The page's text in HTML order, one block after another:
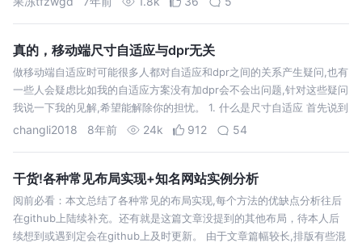
真的，移动端尺寸自适应与dpr无关
做移动端自适应时可能很多人都对自适应和dpr之间的关系产生疑问,也有
一些人会疑虑比如我的自适应方案没有加dpr会不会出问题,针对这些疑问
我说一下我的见解,希望能解除你的担忧。 1. 什么是尺寸自适应 首先说到
自适应,可能在不同人眼里理解不同，特别与响应式的关系,在这里说一下
changli2018 8年前 24k 912 54
干货!各种常见布局实现+知名网站实例分析
阅前必看：本文总结了各种常见的布局实现,每个方法的优缺点分析往后
在github上陆续补充。还有就是这篇文章没提到的其他布局，待本人后
续想到或遇到定会在github上及时更新。 由于文章篇幅较长,排版有些混